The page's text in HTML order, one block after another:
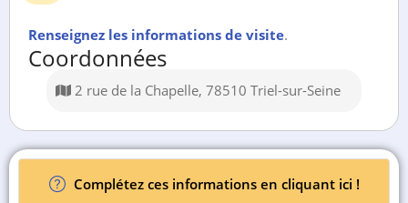
Renseignez les informations de visite.
Coordonnées
2 rue de la Chapelle, 78510 Triel-sur-Seine
Complétez ces informations en cliquant ici !